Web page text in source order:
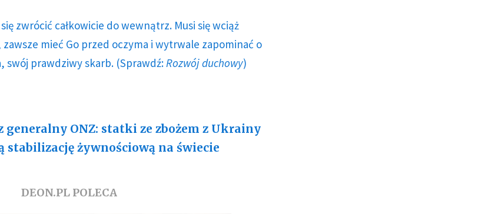
zwrócić całkowicie do wewnątrz. Musi się wciąż
mieć Go przed oczyma i wytrwale zapominać o
swój prawdziwy skarb. (Sprawdź: Rozwój duchowy)
generalny ONZ: statki ze zbożem z Ukrainy
stabilizację żywnościową na świecie
DEON.PL POLECA